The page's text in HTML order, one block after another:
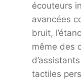
écouteurs
avancées
bruit,
même des
tactiles